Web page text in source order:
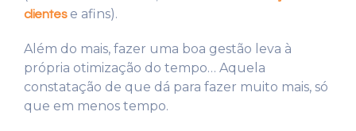
clientese afins).
Além do mais, fazer uma boa gestão leva à
própria otimização do tempo… Aquela
constatação de que dá para fazer muito mais, só
que em menos tempo.